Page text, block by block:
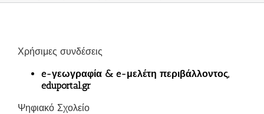
Χρήσιμες συνδέσεις
e-γεωγραφία & e-μελέτη περιβάλλοντος,
eduportal.gr
Ψηφιακό Σχολείο